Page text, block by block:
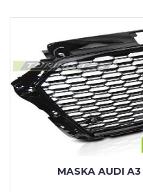
MASKA AUDI